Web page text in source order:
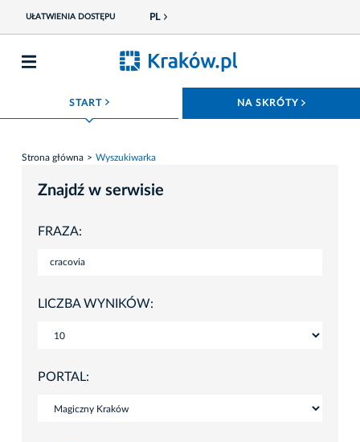
UŁATWIENIA DOSTĘPU PL
START ROZWIŃ MENU NA SKRÓTY
Strona główna Wyszukiwarka
Znajdź w serwisie
FRAZA:
LICZBA WYNIKÓW:
PORTAL: